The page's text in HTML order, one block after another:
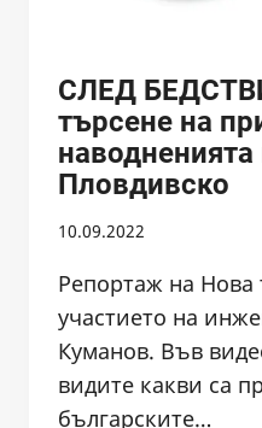
СЛЕД
търсене на
Пловдивско
10.09.2022
Репортаж на Нова
участието на
Куманов. Във
видите какви са
българските…